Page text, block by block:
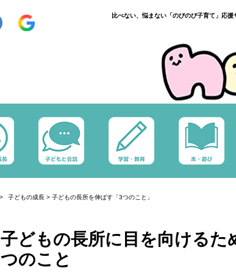
比べない、悩まない「のびのび子育て」
子どもの成長 > 子どもの長所を伸ばす「3つのこと」
子どもの長所に目を向けるた
つのこと